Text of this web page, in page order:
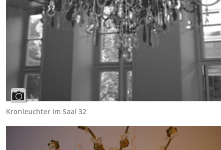
Kronleuchter im Saal 32